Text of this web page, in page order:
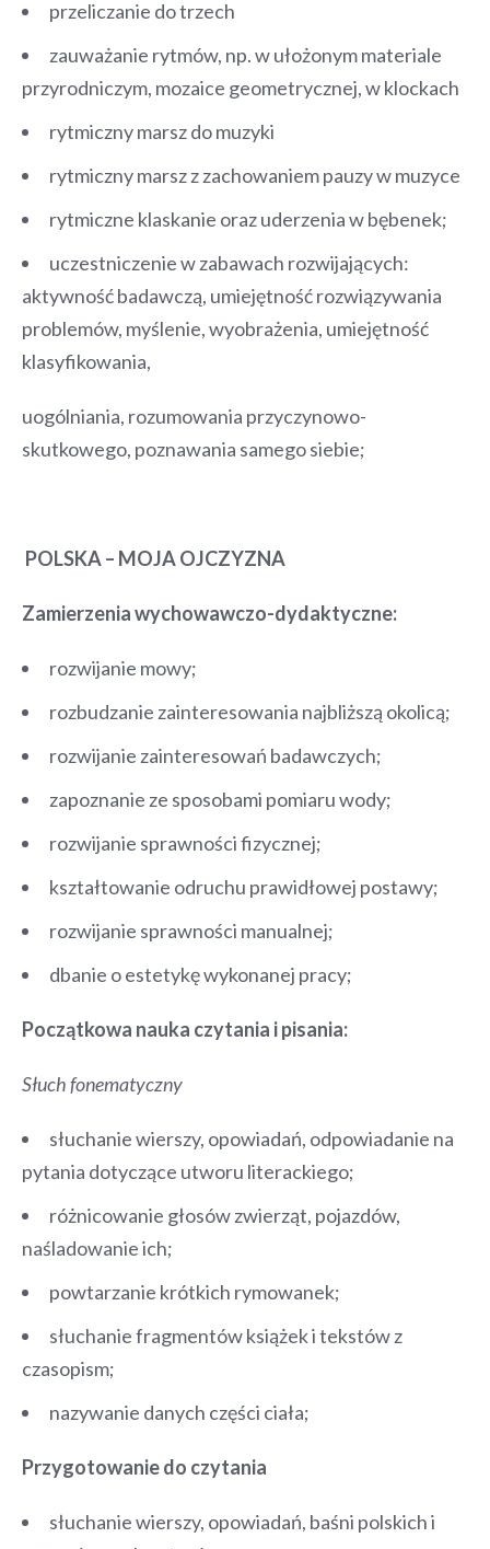
przeliczanie do trzech
zauważanie rytmów, np. w ułożonym materiale
przyrodniczym, mozaice geometrycznej, w klockach
rytmiczny marsz do muzyki
rytmiczny marsz z zachowaniem pauzy w muzyce
rytmiczne klaskanie oraz uderzenia w bębenek;
uczestniczenie w zabawach rozwijających:
aktywność badawczą, umiejętność rozwiązywania
problemów, myślenie, wyobrażenia, umiejętność
klasyfikowania,
uogólniania, rozumowania przyczynowo-
skutkowego, poznawania samego siebie;
POLSKA – MOJA OJCZYZNA
Zamierzenia wychowawczo-dydaktyczne:
rozwijanie mowy;
rozbudzanie zainteresowania najbliższą okolicą;
rozwijanie zainteresowań badawczych;
zapoznanie ze sposobami pomiaru wody;
rozwijanie sprawności fizycznej;
kształtowanie odruchu prawidłowej postawy;
rozwijanie sprawności manualnej;
dbanie o estetykę wykonanej pracy;
Początkowa nauka czytania i pisania:
Słuch fonematyczny
słuchanie wierszy, opowiadań, odpowiadanie na
pytania dotyczące utworu literackiego;
różnicowanie głosów zwierząt, pojazdów,
naśladowanie ich;
powtarzanie krótkich rymowanek;
słuchanie fragmentów książek i tekstów z
czasopism;
nazywanie danych części ciała;
Przygotowanie do czytania
słuchanie wierszy, opowiadań, baśni polskich i